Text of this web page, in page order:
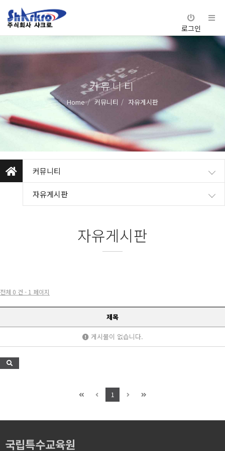
로그인
커뮤니티
Home 커뮤니티 자유게시판
커뮤니티
자유게시판
자유게시판
전체 0 건 - 1 페이지
제목
게시물이 없습니다.
1
국립특수교육원